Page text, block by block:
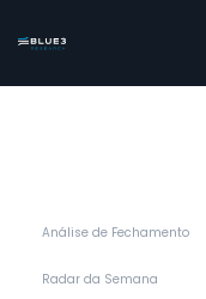
Análise de Fechamento
Radar da Semana